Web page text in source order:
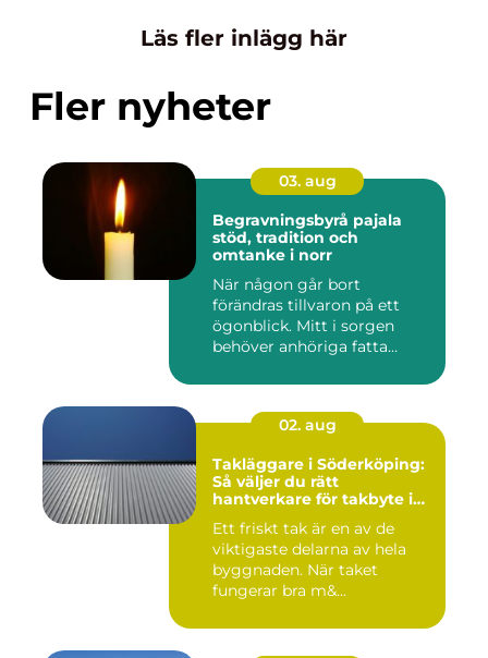
Läs fler inlägg här
Fler nyheter
03. aug
Begravningsbyrå pajala
stöd, tradition och
omtanke i norr
När någon går bort
förändras tillvaron på ett
ögonblick. Mitt i sorgen
behöver anhöriga fatta
02. aug
Takläggare i Söderköping:
Så väljer du rätt
hantverkare för takbyte i
Ett friskt tak är en av de
viktigaste delarna av hela
byggnaden. När taket
fungerar bra m&...